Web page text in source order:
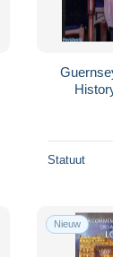
Statuut
Nieuw